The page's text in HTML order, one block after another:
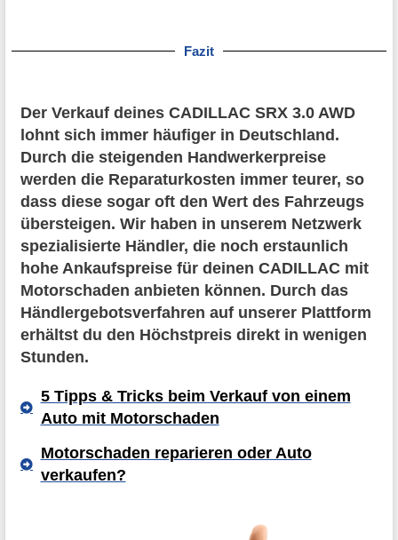
Fazit
Der Verkauf deines CADILLAC SRX 3.0 AWD
lohnt sich immer häufiger in Deutschland.
Durch die steigenden Handwerkerpreise
werden die Reparaturkosten immer teurer, so
dass diese sogar oft den Wert des Fahrzeugs
übersteigen. Wir haben in unserem Netzwerk
spezialisierte Händler, die noch erstaunlich
hohe Ankaufspreise für deinen CADILLAC mit
Motorschaden anbieten können. Durch das
Händlergebotsverfahren auf unserer Plattform
erhältst du den Höchstpreis direkt in wenigen
Stunden.
5 Tipps & Tricks beim Verkauf von einem
Auto mit Motorschaden
Motorschaden reparieren oder Auto
verkaufen?